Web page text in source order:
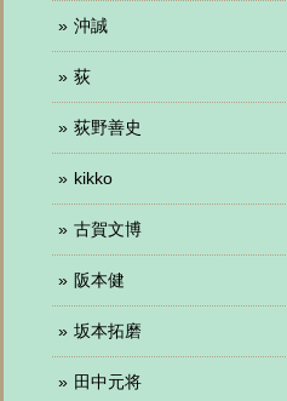
沖誠
荻
荻野善史
kikko
古賀文博
阪本健
坂本拓磨
田中元将